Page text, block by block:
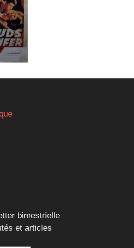
bimestrielle
et articles